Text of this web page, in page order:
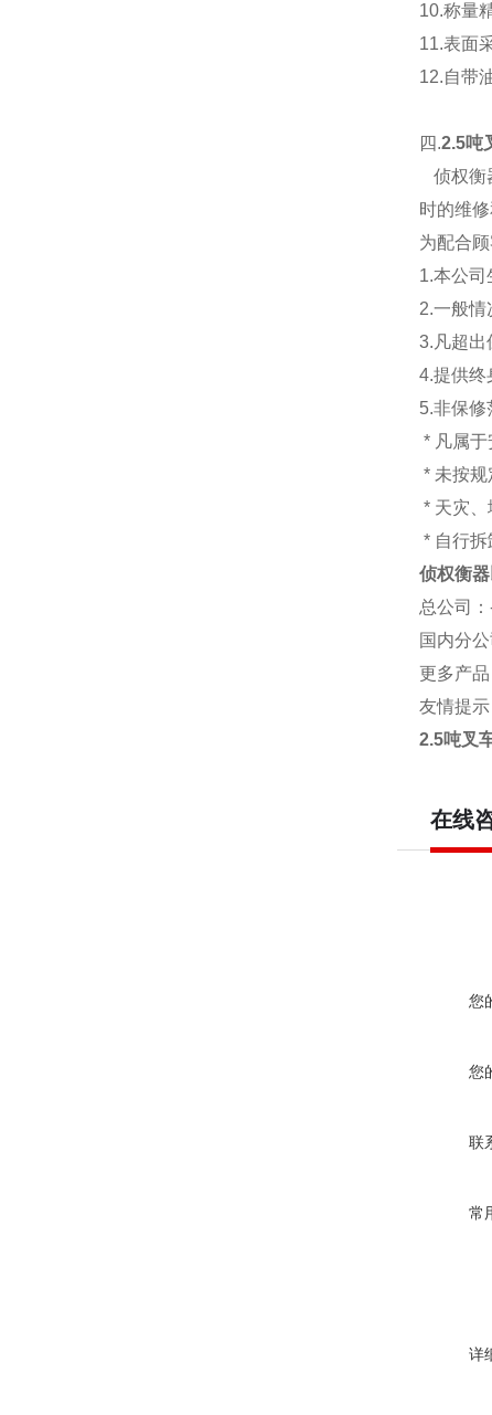
10.称量
11.表面
12.自带
四.2.5吨
侦权衡
时的维
为配合
1.本公司
2.一般情
3.凡超出
4.提供终
5.非保修
* 凡属于
* 未按规
* 天灾、
* 自行拆
侦权衡
总公司
国内分
更多产品
友情提
2.5吨叉
在线
您
您
联
常
详